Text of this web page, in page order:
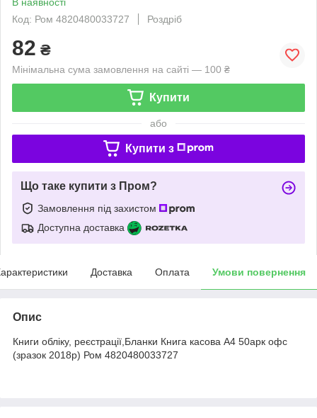
Код: Ром 4820480033727
Роздріб
82 ₴
Мінімальна сума замовлення на сайті — 100 ₴
Купити
або
Купити з
Що таке купити з Пром?
Замовлення під захистом
Доступна доставка
Доставка Оплата Умови повернення
Опис
Книги обліку, реєстрації,Бланки Книга касова А4 50арк офс
(зразок 2018р) Ром 4820480033727